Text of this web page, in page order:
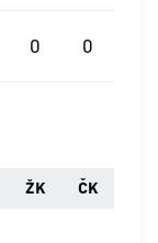
0 0
ŽK ČK